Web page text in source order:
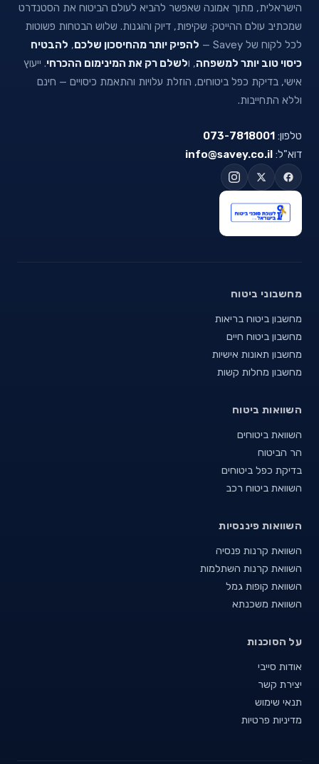
הישראלית, מתוך אמונה שאפשר להביא לעולם הביטוח את הסטנדרט
שמכתיב עולם ההייטק: שקיפות, דיוק והוגנות. שלוש הבטחות פשוטות
לכל לקוח של Savey —
להפיק יותר מהחיסכון שלכם, להבטיח
כיסוי טוב יותר למשפחה, ולשלם רק את המינימום ההכרחי. ייעוץ
אישי, בדיקת כפל ביטוחים, הוזלת עלויות והתאמת כיסויים — חינם
וללא התחייבות.
טלפון: 073-7818001
דוא"ל: info@savey.co.il
מחשבוני ביטוח
מחשבון ביטוח בריאות
מחשבון ביטוח חיים
מחשבון תאונות אישיות
מחשבון מחלות קשות
השוואות ביטוח
השוואת ביטוחים
הר הביטוח
בדיקת כפל ביטוחים
השוואת ביטוח רכב
השוואות פיננסיות
השוואת קרנות פנסיה
השוואת קרנות השתלמות
השוואת קופות גמל
השוואת משכנתא
על הסוכנות
אודות סייבי
יצירת קשר
תנאי שימוש
מדיניות פרטיות